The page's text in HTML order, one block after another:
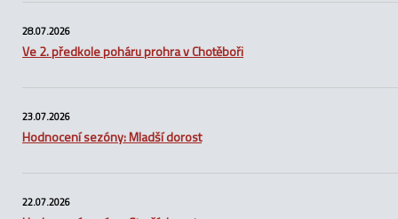
28.07.2026
Ve 2. předkole poháru prohra v Chotěboři
23.07.2026
Hodnocení sezóny: Mladší dorost
22.07.2026